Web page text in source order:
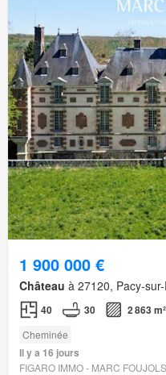
1 900 000 €
Château à 27120, Pacy-
40 30 2 863 m²
Cheminée
Il y a 16 jours
FIGARO IMMO - MARC